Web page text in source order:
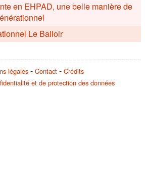
en EHPAD, une belle manière de
Le Balloir
légales Contact
Crédits
et de protection des données